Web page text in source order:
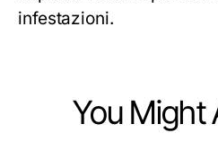
infestazioni.
You Might